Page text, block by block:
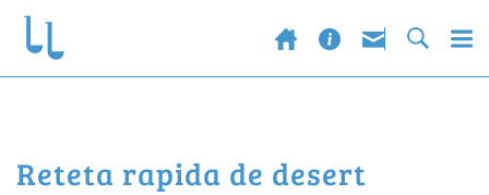
reteta rapida de desert